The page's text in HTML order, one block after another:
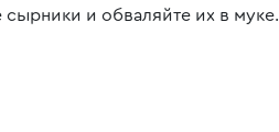
и обваляйте их в муке.